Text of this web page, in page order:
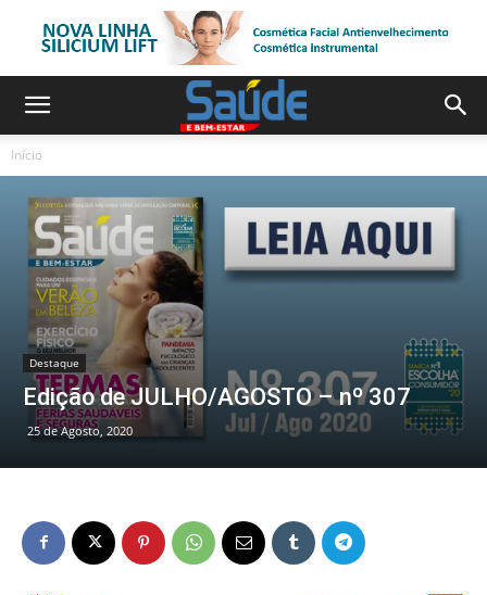
Início
Destaque
Edição de JULHO/AGOSTO – nº 307
25 de Agosto, 2020